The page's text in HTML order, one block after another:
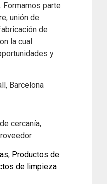
parte
unión de
de
la cual
y
Barcelona
cercanía,
, Productos de
de limpieza